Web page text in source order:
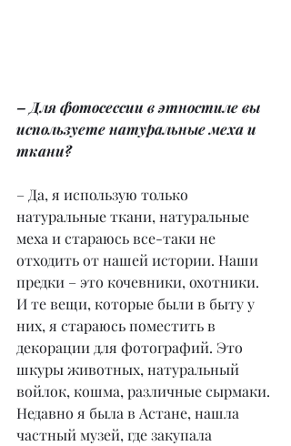
– Для фотосессии в этностиле вы
используете натуральные меха и
ткани?
– Да, я использую только
натуральные ткани, натуральные
меха и стараюсь все-таки не
отходить от нашей истории. Наши
предки – это кочевники, охотники.
И те вещи, которые были в быту у
них, я стараюсь поместить в
декорации для фотографий. Это
шкуры животных, натуральный
войлок, кошма, различные сырмаки.
Недавно я была в Астане, нашла
частный музей, где закупала